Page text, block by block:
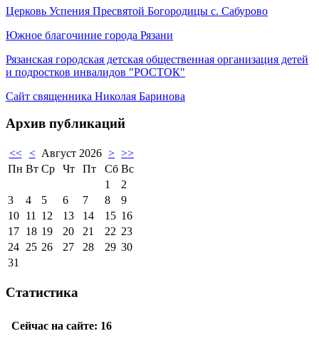
Церковь Успения Пресвятой Богородицы с. Сабурово
Южное благочиние города Рязани
Рязанская городская детская общественная организация детей
и подростков инвалидов "РОСТОК"
Сайт священника Николая Баринова
Архив публикаций
<< < Август 2026 > >>
Пн Вт Ср Чт Пт Сб Вс
1
2
3
4 5 6 7 8
9
10 11 12 13 14 15 16
17 18 19 20 21 22 23
24 25 26 27 28 29 30
31
Статистика